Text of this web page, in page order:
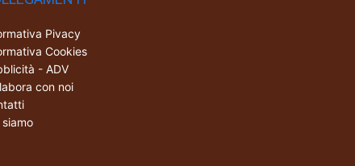
Pivacy
Cookies
- ADV
con noi
siamo